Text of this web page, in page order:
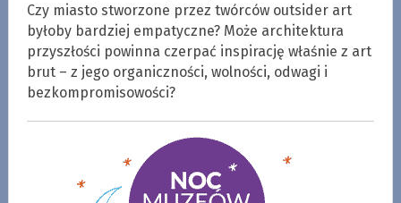
Czy miasto stworzone przez twórców outsider art
byłoby bardziej empatyczne? Może architektura
przyszłości powinna czerpać inspirację właśnie z art
brut – z jego organiczności, wolności, odwagi i
bezkompromisowości?